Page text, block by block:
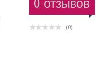
0 отзывов
(0)